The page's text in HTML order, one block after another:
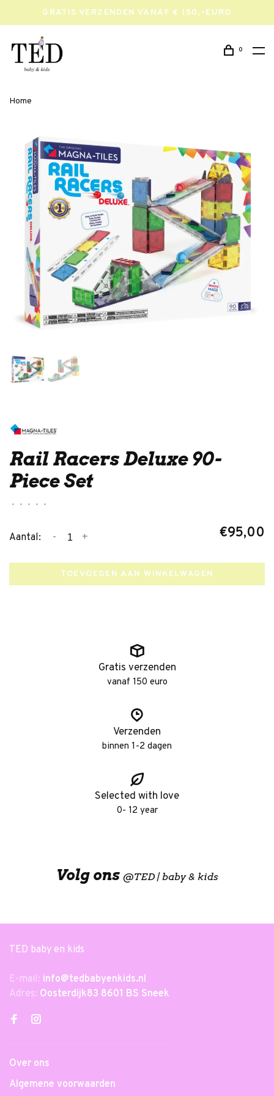
GRATIS VERZENDEN VANAF € 150,-EURO
0
Home
Rail Racers Deluxe 90-
Piece Set
• • • • •
Aantal: +
- €95,00
TOEVOEGEN AAN WINKELWAGEN
Gratis verzenden
vanaf 150 euro
Verzenden
binnen 1-2 dagen
Selected with love
0- 12 year
Volg ons @TED | baby & kids
TED baby en kids
E-mail: info@tedbabyenkids.nl
Adres: Oosterdijk83 8601 BS Sneek
Over ons
Algemene voorwaarden